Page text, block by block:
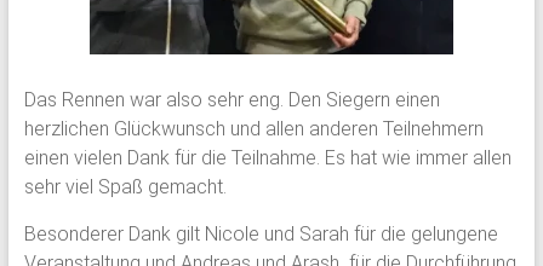
Das Rennen war also sehr eng. Den Siegern einen
herzlichen Glückwunsch und allen anderen Teilnehmern
einen vielen Dank für die Teilnahme. Es hat wie immer allen
sehr viel Spaß gemacht.
Besonderer Dank gilt Nicole und Sarah für die gelungene